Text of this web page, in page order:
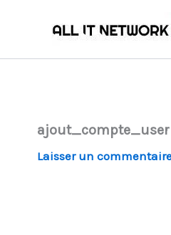
ajout_compte_user
Laisser un